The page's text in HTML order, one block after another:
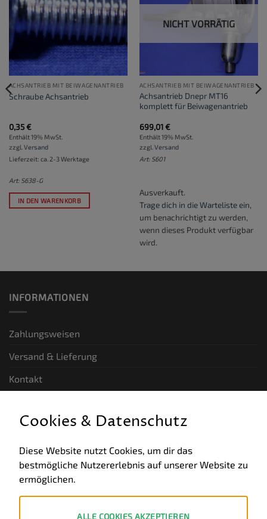
ACHSANTRIEB MIT BEIWAGENANTRIEB
Schraube Achsantrieb
0,35€
Enthält 19% MwSt.
zzgl. Versand
Lieferzeit: ca. 2-3 Werktage
Art: S638-G
IN DEN WARENKORB
NICHT VORRÄTIG
ACHSANTRIEB MIT BEIWAGENANTRIEB
Achsantrieb Dnepr MT16
komplett für Beiwagenantrieb
699,01€
Enthält 19% MwSt.
zzgl. Versand
Art: S601
Ausverkauft.
Trage dich in die Warteliste ein,
um benachrichtigt zu werden,
wenn dieses Produkt verfügbar
wird.
INFORMATIONEN
Zahlungsweisen
Versand & Lieferung
Kontakt
Allgemeine Geschäftsbedingungen
Datenschutz
Cookies & Datenschutz
Diese Website nutzt Cookies, um dir das
bestmögliche Nutzererlebnis auf unserer Website zu
ermöglichen.
ALLE COOKIES AKZEPTIEREN